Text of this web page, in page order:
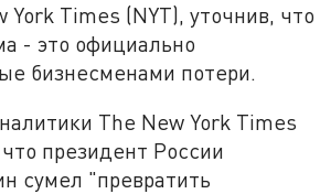
York Times (NYT), уточнив, что
- это официально
бизнесменами потери.
The New York Times
президент России
сумел "превратить